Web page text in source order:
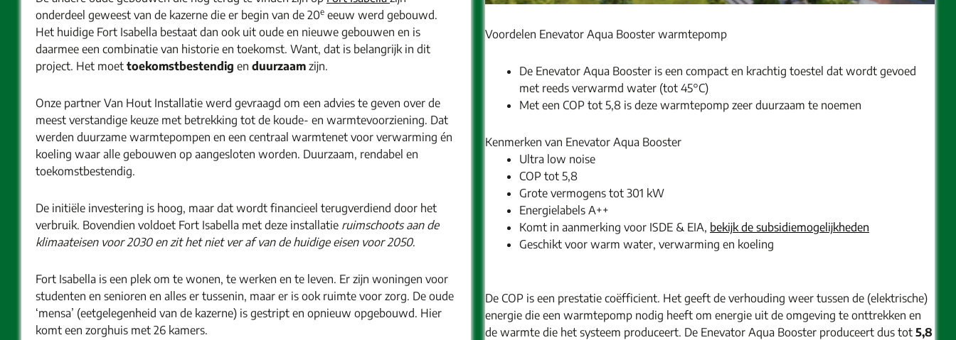
onderdeel geweest van de kazerne die er begin van de 20e eeuw werd gebouwd.
Het huidige Fort Isabella bestaat dan ook uit oude en nieuwe gebouwen en is
daarmee een combinatie van historie en toekomst. Want, dat is belangrijk in dit
project. Het moet toekomstbestendig en duurzaam zijn.
Onze partner Van Hout Installatie werd gevraagd om een advies te geven over de
meest verstandige keuze met betrekking tot de koude- en warmtevoorziening. Dat
werden duurzame warmtepompen en een centraal warmtenet voor verwarming én
koeling waar alle gebouwen op aangesloten worden. Duurzaam, rendabel en
toekomstbestendig.
De initiële investering is hoog, maar dat wordt financieel terugverdiend door het
verbruik. Bovendien voldoet Fort Isabella met deze installatie ruimschoots aan de
klimaateisen voor 2030 en zit het niet ver af van de huidige eisen voor 2050.
Fort Isabella is een plek om te wonen, te werken en te leven. Er zijn woningen voor
studenten en senioren en alles er tussenin, maar er is ook ruimte voor zorg. De oude
‘mensa’ (eetgelegenheid van de kazerne) is gestript en opnieuw opgebouwd. Hier
komt een zorghuis met 26 kamers.
Voordelen Enevator Aqua Booster warmtepomp
De Enevator Aqua Booster is een compact en krachtig toestel dat wordt gevoed
met reeds verwarmd water (tot 45°C)
Met een COP tot 5,8 is deze warmtepomp zeer duurzaam te noemen
Kenmerken van Enevator Aqua Booster
Ultra low noise
COP tot 5,8
Grote vermogens tot 301 kW
Energielabels A++
Komt in aanmerking voor ISDE & EIA, bekijk de subsidiemogelijkheden
Geschikt voor warm water, verwarming en koeling
De COP is een prestatie coëfficient. Het geeft de verhouding weer tussen de (elektrische)
energie die een warmtepomp nodig heeft om energie uit de omgeving te onttrekken en
de warmte die het systeem produceert. De Enevator Aqua Booster produceert dus tot 5,8